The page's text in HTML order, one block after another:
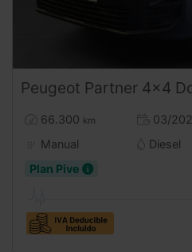
Peugeot Partner 4x4 Doble
66.300 km
03/
Manual
Diesel
Plan Pive